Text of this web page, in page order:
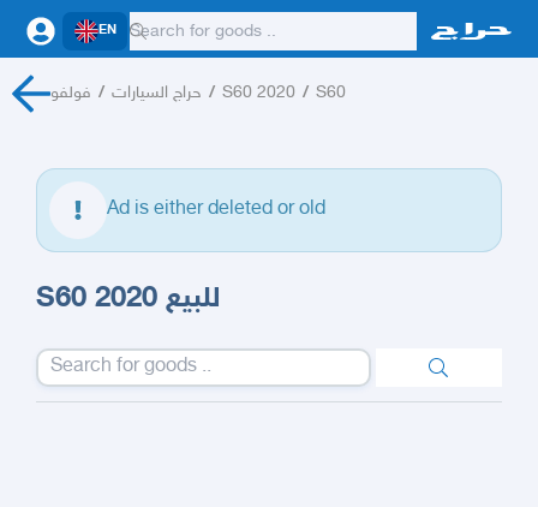
EN
فولفو / حراج السيارات / S60 2020 / S60
Ad is either deleted or old
S60 2020 للبيع